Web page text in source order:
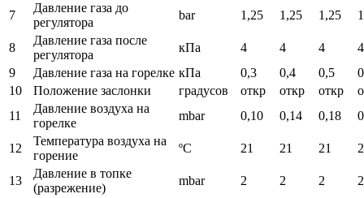
7
Давление газа до
регулятора
bar 1,25 1,25 1,25
8
Давление газа после
регулятора
кПа 4 4 4
4
9
Давление газа на горелке кПа 0,3 0,4 0,5
10
Положение заслонки градусов откр откр откр
11
Давление воздуха на
горелке
mbar 0,10 0,14 0,18
12
Температура воздуха на
горение
ºC 21 21 21
13
Давление в топке
(разрежение)
mbar 2 2 2
2